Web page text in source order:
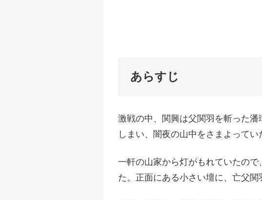
あらすじ
激戦の中、関興は父関羽を斬った
しまい、闇夜の山中をさまよってい
一軒の山家から灯がもれていたの
た。正面にある小さい壇に、亡父関